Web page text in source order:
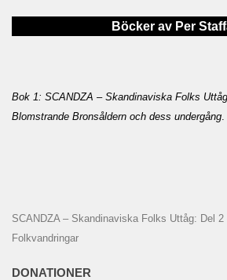
Böcker av Per
Bok 1: SCANDZA – Skandinaviska Folks
Blomstrande Bronsåldern och dess undergång
SCANDZA – Skandinaviska Folks Uttåg: Del 2
Folkvandringar
DONATIONER